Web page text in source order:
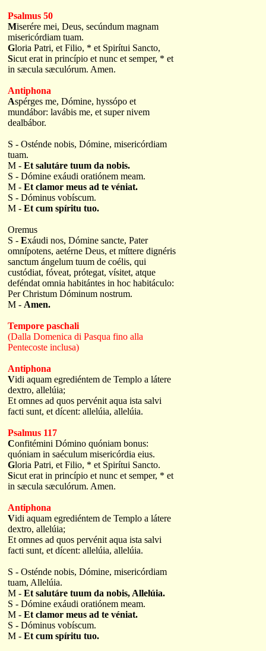
Psalmus 50
Miserére mei, Deus, secúndum magnam
misericórdiam tuam.
Gloria Patri, et Filio, * et Spirítui Sancto,
Sicut erat in princípio et nunc et semper, * et
in sæcula sæculórum. Amen.
Antiphona
Aspérges me, Dómine, hyssópo et
mundábor: lavábis me, et super nivem
dealbábor.
S - Osténde nobis, Dómine, misericórdiam
tuam.
M - Et salutáre tuum da nobis.
S - Dómine exáudi oratiónem meam.
M - Et clamor meus ad te véniat.
S - Dóminus vobíscum.
M - Et cum spíritu tuo.
Oremus
S - Exáudi nos, Dómine sancte, Pater
omnípotens, aetérne Deus, et míttere dignéris
sanctum ángelum tuum de coélis, qui
custódiat, fóveat, prótegat, vísitet, atque
deféndat omnia habitántes in hoc habitáculo:
Per Christum Dóminum nostrum.
M - Amen.
Tempore paschali
(Dalla Domenica di Pasqua fino alla
Pentecoste inclusa)
Antiphona
Vidi aquam egrediéntem de Templo a látere
dextro, allelúia;
Et omnes ad quos pervénit aqua ista salvi
facti sunt, et dícent: allelúia, allelúia.
Psalmus 117
Confitémini Dómino quóniam bonus:
quóniam in saéculum misericórdia eius.
Gloria Patri, et Filio, * et Spirítui Sancto.
Sicut erat in princípio et nunc et semper, * et
in sæcula sæculórum. Amen.
Antiphona
Vidi aquam egrediéntem de Templo a látere
dextro, allelúia;
Et omnes ad quos pervénit aqua ista salvi
facti sunt, et dícent: allelúia, allelúia.
S - Osténde nobis, Dómine, misericórdiam
tuam, Allelúia.
M - Et salutáre tuum da nobis, Allelúia.
S - Dómine exáudi oratiónem meam.
M - Et clamor meus ad te véniat.
S - Dóminus vobíscum.
M - Et cum spíritu tuo.